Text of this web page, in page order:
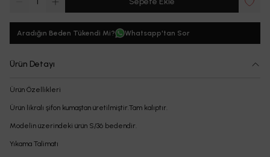
Aradığın Beden Tükendi Mi? Whatsapp'tan Sor
Ürün Detayı
Ürün Özellikleri
Ürün likralı şifon kumaştan üretilmiştir.Tam kalıptır.
Modelin üzerindeki ürün S/36 bedendir.
Yıkama Talimatı